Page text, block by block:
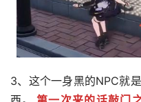
3、这个一身黑的NPC就